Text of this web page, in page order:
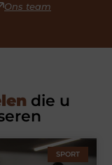
Ons team
die u
SPORT